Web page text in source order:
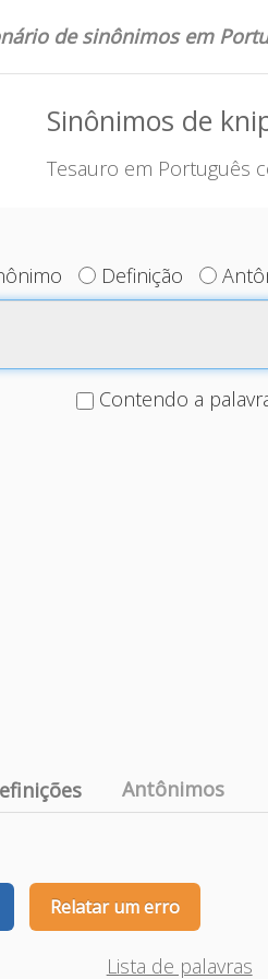
de sinônimos em
Sinônimos de
Tesauro em Português
Definição
Contendo a
Antônimos
Relatar um erro
Lista de palavras